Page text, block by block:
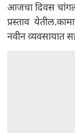
आजचा दिवस
प्रस्ताव
नवीन व्यवसायात